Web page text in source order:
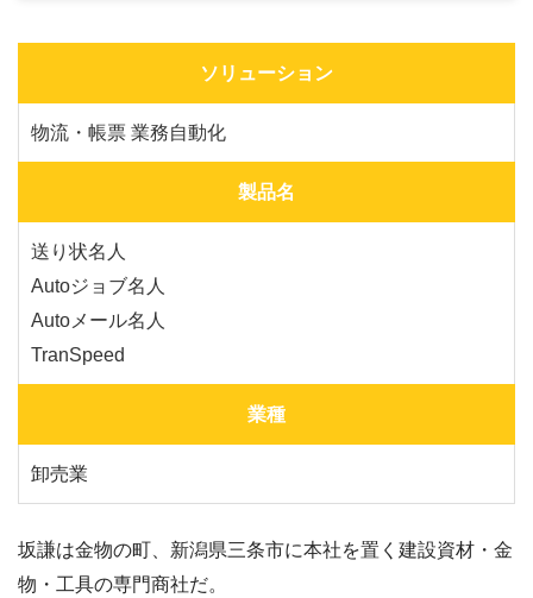
ソリューション
物流・帳票 業務自動化
製品名
送り状名人
Autoジョブ名人
Autoメール名人
TranSpeed
業種
卸売業
坂謙は金物の町、新潟県三条市に本社を置く建設資材・金
物・工具の専門商社だ。